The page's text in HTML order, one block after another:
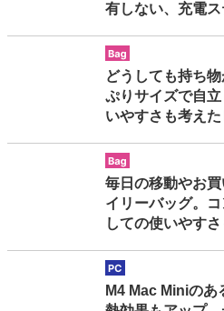
有しない、充電ス
どうしても持ち
ぷりサイズで自
いやすさも考え
毎日の移動やお
イリーバッグ。
しての使いやす
M4 Mac Miniのあ